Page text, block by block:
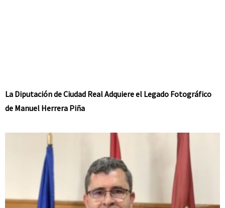
La Diputación de Ciudad Real Adquiere el Legado Fotográfico
de Manuel Herrera Piña